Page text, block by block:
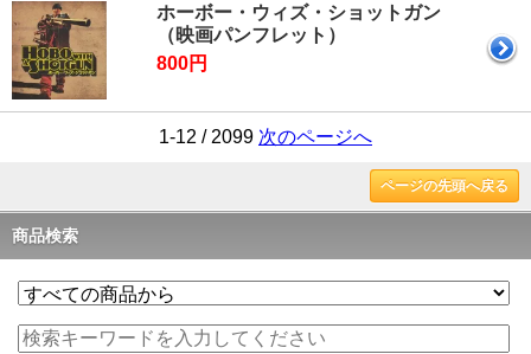
ホーボー・ウィズ・ショットガン
（映画パンフレット）
800円
1-12 / 2099 次のページへ
ページの先頭へ戻る
商品検索